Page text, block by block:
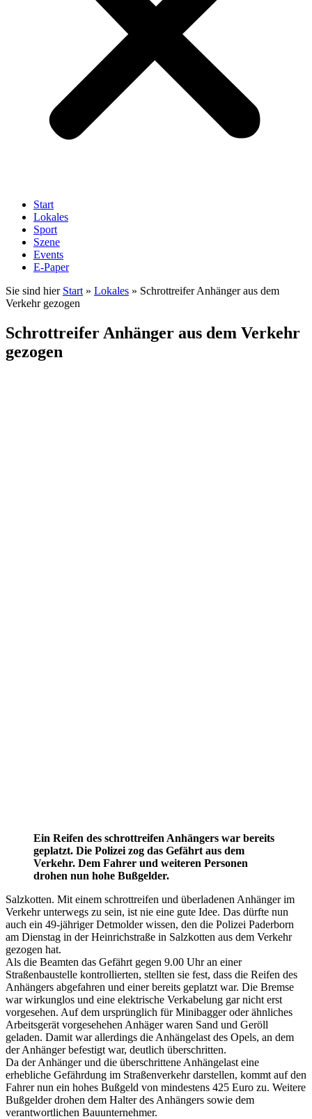
Start
Lokales
Sport
Szene
Events
E-Paper
Sie sind hier Start » Lokales » Schrottreifer Anhänger aus dem
Verkehr gezogen
Schrottreifer Anhänger aus dem Verkehr
gezogen
Ein Reifen des schrottreifen Anhängers war bereits
geplatzt. Die Polizei zog das Gefährt aus dem
Verkehr. Dem Fahrer und weiteren Personen
drohen nun hohe Bußgelder.
Salzkotten. Mit einem schrottreifen und überladenen Anhänger im
Verkehr unterwegs zu sein, ist nie eine gute Idee. Das dürfte nun
auch ein 49-jähriger Detmolder wissen, den die Polizei Paderborn
am Dienstag in der Heinrichstraße in Salzkotten aus dem Verkehr
gezogen hat.
Als die Beamten das Gefährt gegen 9.00 Uhr an einer
Straßenbaustelle kontrollierten, stellten sie fest, dass die Reifen des
Anhängers abgefahren und einer bereits geplatzt war. Die Bremse
war wirkunglos und eine elektrische Verkabelung gar nicht erst
vorgesehen. Auf dem ursprünglich für Minibagger oder ähnliches
Arbeitsgerät vorgesehehen Anhäger waren Sand und Geröll
geladen. Damit war allerdings die Anhängelast des Opels, an dem
der Anhänger befestigt war, deutlich überschritten.
Da der Anhänger und die überschrittene Anhängelast eine
erhebliche Gefährdung im Straßenverkehr darstellen, kommt auf den
Fahrer nun ein hohes Bußgeld von mindestens 425 Euro zu. Weitere
Bußgelder drohen dem Halter des Anhängers sowie dem
verantwortlichen Bauunternehmer.